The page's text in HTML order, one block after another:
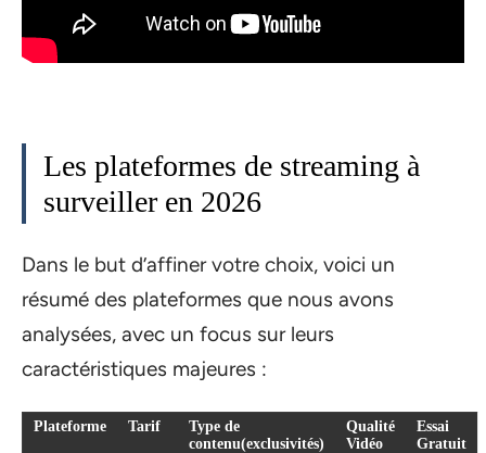
Les plateformes de streaming à
surveiller en 2026
Dans le but d’affiner votre choix, voici un
résumé des plateformes que nous avons
analysées, avec un focus sur leurs
caractéristiques majeures :
Plateforme Tarif
Type de
contenu(exclusivités)
Qualité
Vidéo
Essai
Gratuit